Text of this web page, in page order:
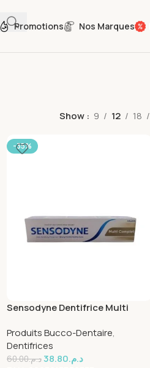
Promotions Nos Marques
Show 9 12 18
-35%
Sensodyne Dentifrice Multi
Produits Bucco-Dentaire,
Dentifrices
د.م.60.00 د.م.38.80